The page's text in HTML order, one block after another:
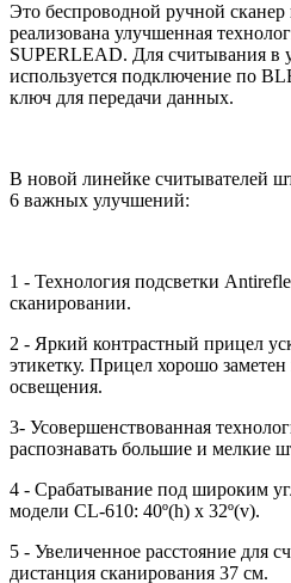
Это беспроводной ручной
реализована улучшенная
SUPERLEAD. Для считывания в
используется подключение по
ключ для передачи данных.
В новой линейке считывателей
6 важных улучшений:
1 - Технология подсветки
сканировании.
2 - Яркий контрастный прицел
этикетку. Прицел хорошо
освещения.
3- Усовершенствованная
распознавать большие и мелкие
4 - Срабатывание под широким
модели CL-610: 40º(h) x 32º(v).
5 - Увеличенное расстояние для
дистанция сканирования 37 см.